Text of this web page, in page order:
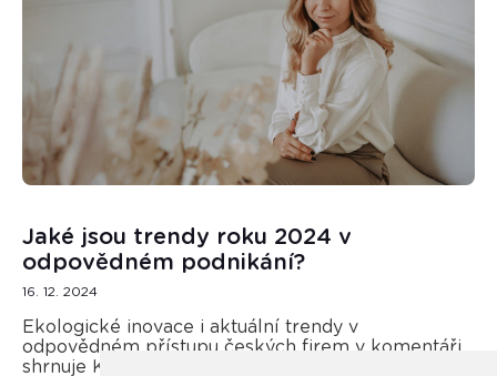
Jaké jsou trendy roku 2024 v
odpovědném podnikání?
16. 12. 2024
Ekologické inovace i aktuální trendy v
odpovědném přístupu českých firem v komentáři
shrnuje Kateřina Opletal Průchová, regionální